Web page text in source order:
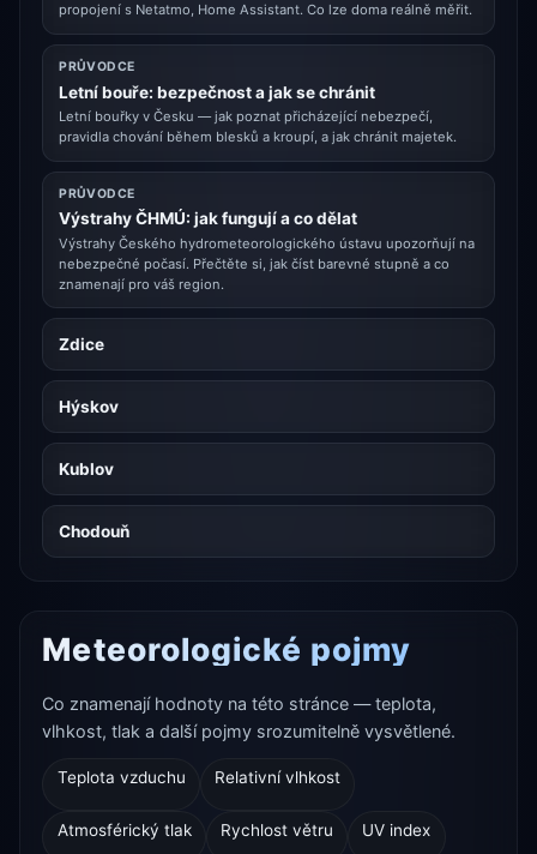
propojení s Netatmo, Home Assistant. Co lze doma reálně měřit.
PRŮVODCE
Letní bouře: bezpečnost a jak se chránit
Letní bouřky v Česku — jak poznat přicházející nebezpečí,
pravidla chování během blesků a kroupí, a jak chránit majetek.
PRŮVODCE
Výstrahy ČHMÚ: jak fungují a co dělat
Výstrahy Českého hydrometeorologického ústavu upozorňují na
nebezpečné počasí. Přečtěte si, jak číst barevné stupně a co
znamenají pro váš region.
Zdice
Hýskov
Kublov
Chodouň
Meteorologické pojmy
Co znamenají hodnoty na této stránce — teplota,
vlhkost, tlak a další pojmy srozumitelně vysvětlené.
Teplota vzduchu Relativní vlhkost
Atmosférický tlak Rychlost větru UV index